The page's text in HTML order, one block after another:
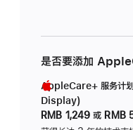
是否要添加
AppleCare+ 服务计
Display)
RMB 1,249 或 RMB